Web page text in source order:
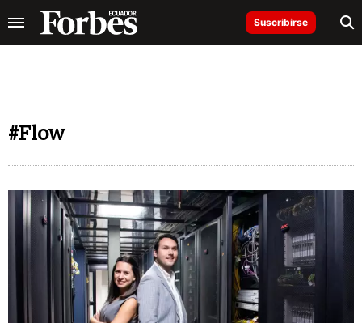
Suscribirse
#Flow